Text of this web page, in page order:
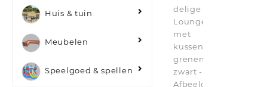
Huis & tuin
Meubelen
Speelgoed & spellen